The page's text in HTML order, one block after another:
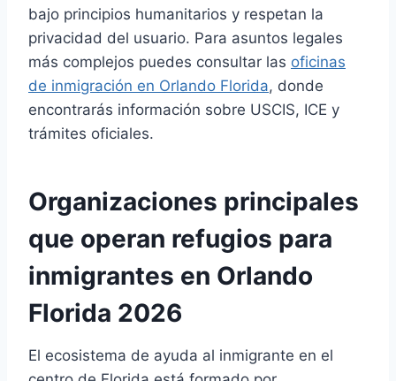
bajo principios humanitarios y respetan la
privacidad del usuario. Para asuntos legales
más complejos puedes consultar las oficinas
de inmigración en Orlando Florida, donde
encontrarás información sobre USCIS, ICE y
trámites oficiales.
Organizaciones principales
que operan refugios para
inmigrantes en Orlando
Florida 2026
El ecosistema de ayuda al inmigrante en el